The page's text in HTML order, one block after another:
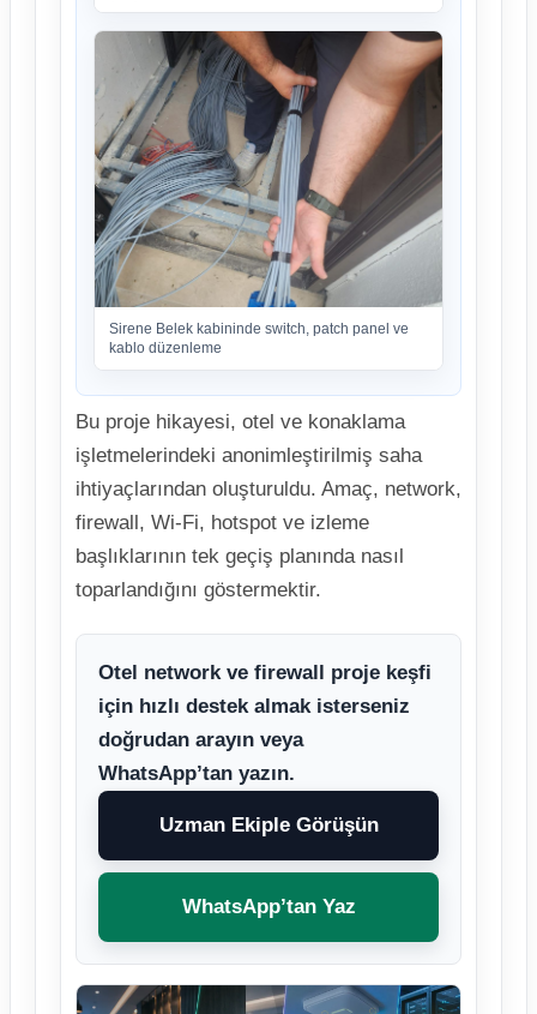
Sirene Belek kabininde switch, patch panel ve
kablo düzenleme
Bu proje hikayesi, otel ve konaklama
işletmelerindeki anonimleştirilmiş saha
ihtiyaçlarından oluşturuldu. Amaç, network,
firewall, Wi-Fi, hotspot ve izleme
başlıklarının tek geçiş planında nasıl
toparlandığını göstermektir.
Otel network ve firewall proje keşfi
için hızlı destek almak isterseniz
doğrudan arayın veya
WhatsApp’tan yazın.
Uzman Ekiple Görüşün
WhatsApp’tan Yaz